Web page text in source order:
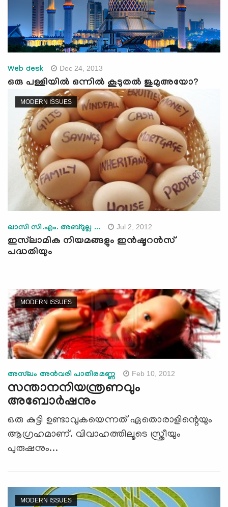
Web desk Dec 24, 2013
ഒരു പള്ളിയില്‍ ഒന്നില്‍ കൂടുതല്‍ ജുമുഅയോ?
MODERN ISSUES
ഖാസി സി.എം. അബ്ദുല്ല ... Jul 2, 2012
ഇസ്‌ലാമിക നിയമങ്ങളും ഇന്‍ഷൂറന്‍സ്
പദ്ധതിയും
MODERN ISSUES
അസ്‌ലം അന്‍വരി പാതിരമണ്ണ Feb 10, 2012
സന്താനനിയന്ത്രണവും
അബോര്‍ഷനും
ഒരു കുട്ടി ഉണ്ടാവുകയെന്നത് ഏതൊരാളിന്റെയും
ആഗ്രഹമാണ്. വിവാഹത്തിലൂടെ സ്ത്രീയും
പുരുഷനും...
MODERN ISSUES